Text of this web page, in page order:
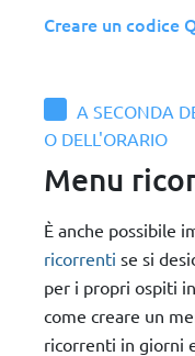
Creare un codice
A SECONDA
O DELL'ORARIO
Menu
È anche possibile
ricorrenti se si
per i propri ospiti
come creare un
ricorrenti in giorni